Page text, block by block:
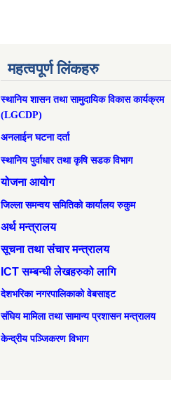
महत्वपूर्ण लिंकहरु
स्थानिय शासन तथा सामुदायिक विकास कार्यक्रम
(LGCDP)
अनलाईन घटना दर्ता
स्थानिय पुर्वाधार तथा कृषि सडक विभाग
योजना आयोग
जिल्ला समन्वय समितिको कार्यालय रुकुम
अर्थ मन्त्रालय
सूचना तथा संचार मन्त्रालय
ICT सम्बन्धी लेखहरुको लागि
देशभरिका नगरपालिकाको वेबसाइट
संघिय मामिला तथा सामान्‍य प्रशासन मन्त्रालय
केन्द्रीय पञ्जिकरण विभाग